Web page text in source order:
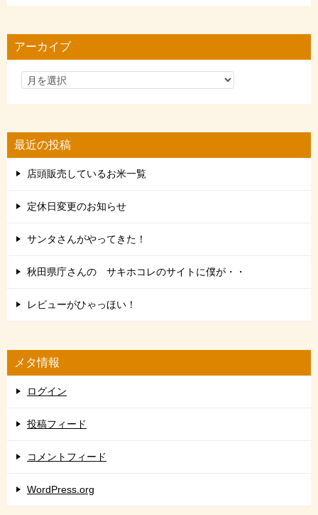
リ
アーカイブ
最近の投稿
店頭販売しているお米一覧
定休日変更のお知らせ
サンタさんがやってきた！
秋田県庁さんの サキホコレのサイトに僕が・・
レビューがひゃっほい！
メタ情報
ログイン
投稿フィード
コメントフィード
WordPress.org